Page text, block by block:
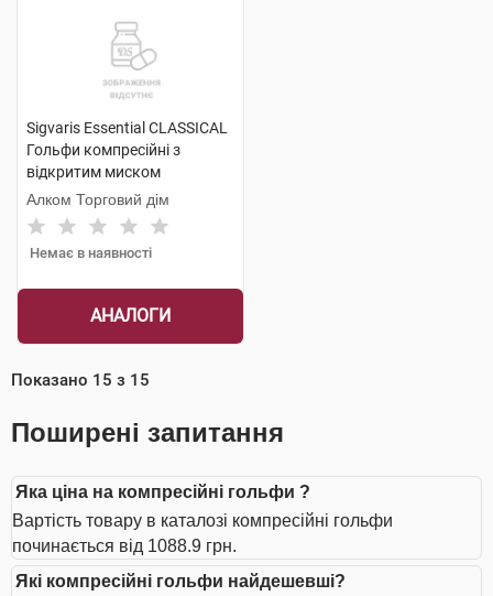
Sigvaris Essential CLASSICAL
Гольфи компресійні з
відкритим миском
компресія 2 medium 1 пара
Алком Торговий дім
Немає в наявності
АНАЛОГИ
Показано 15 з 15
Поширені запитання
Яка ціна на компресійні гольфи ?
Вартість товару в каталозі компресійні гольфи
починається від 1088.9 грн.
Які компресійні гольфи найдешевші?